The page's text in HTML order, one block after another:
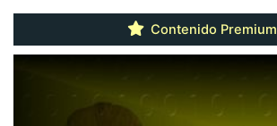
Contenido Premium